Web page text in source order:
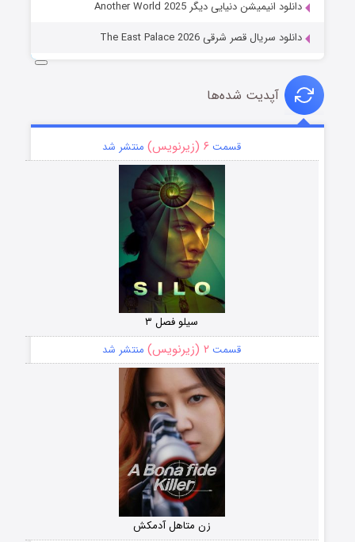
دانلود انیمیشن دنیایی دیگر Another World 2025
دانلود سریال قصر شرقی The East Palace 2026
آپدیت شده‌ها
قسمت ۶ (زیرنویس) منتشر شد
سیلو فصل ۳
قسمت ۲ (زیرنویس) منتشر شد
زن متاهل آدمکش